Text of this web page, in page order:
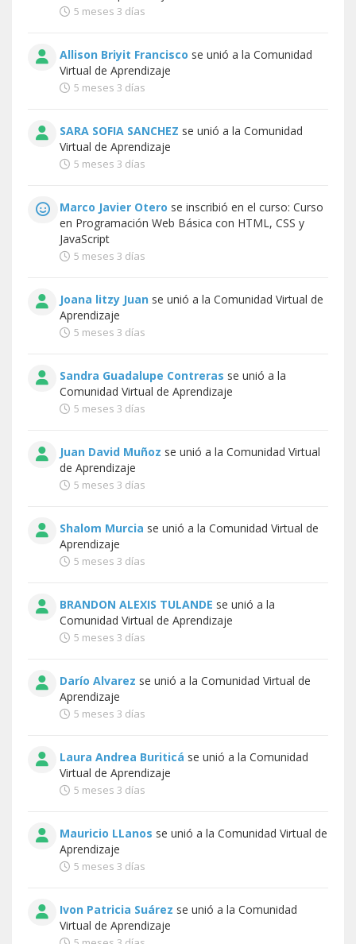
5 meses 3 días
Allison Briyit Francisco se unió a la Comunidad
Virtual de Aprendizaje
5 meses 3 días
SARA SOFIA SANCHEZ se unió a la Comunidad
Virtual de Aprendizaje
5 meses 3 días
Marco Javier Otero se inscribió en el curso: Curso
en Programación Web Básica con HTML, CSS y
JavaScript
5 meses 3 días
Joana litzy Juan se unió a la Comunidad Virtual de
Aprendizaje
5 meses 3 días
Sandra Guadalupe Contreras se unió a la
Comunidad Virtual de Aprendizaje
5 meses 3 días
Juan David Muñoz se unió a la Comunidad Virtual
de Aprendizaje
5 meses 3 días
Shalom Murcia se unió a la Comunidad Virtual de
Aprendizaje
5 meses 3 días
BRANDON ALEXIS TULANDE se unió a la
Comunidad Virtual de Aprendizaje
5 meses 3 días
Darío Alvarez se unió a la Comunidad Virtual de
Aprendizaje
5 meses 3 días
Laura Andrea Buriticá se unió a la Comunidad
Virtual de Aprendizaje
5 meses 3 días
Mauricio LLanos se unió a la Comunidad Virtual de
Aprendizaje
5 meses 3 días
Ivon Patricia Suárez se unió a la Comunidad
Virtual de Aprendizaje